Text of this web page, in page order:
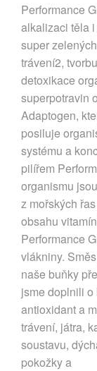
Performance
alkalizaci těla
super
trávení2,
detoxikace
superpotravin
Adaptogen,
posiluje
systému a
pilířem
organismu
z mořských
obsahu
Performance
vlákniny.
naše buňky
jsme doplnili o
antioxidant a
trávení, játra,
soustavu,
pokožky a